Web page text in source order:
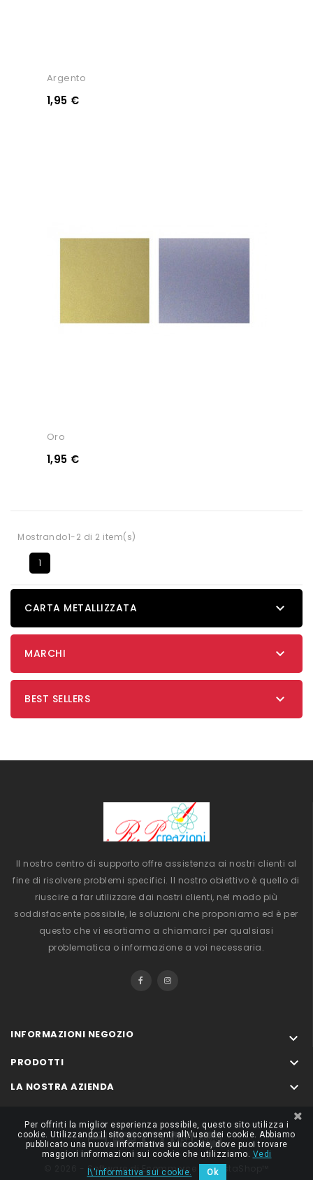
Argento
1,95 €
Oro
1,95 €
Mostrando1-2 di 2 item(s)
1
CARTA METALLIZZATA 
MARCHI 
BEST SELLERS 
Il nostro centro di supporto offre assistenza ai nostri clienti al
fine di risolvere problemi specifici. Il nostro obiettivo è quello di
riuscire a far utilizzare dai nostri clienti, nel modo più
soddisfacente possibile, le soluzioni che proponiamo ed è per
questo che vi esortiamo a chiamarci per qualsiasi
problematica o informazione a voi necessaria.
INFORMAZIONI NEGOZIO 
PRODOTTI 
LA NOSTRA AZIENDA 
© 2026 - Software di Ecommerce di PrestaShop™
Per offrirti la miglior esperienza possibile, questo sito utilizza i
cookie. Utilizzando il sito acconsenti all\'uso dei cookie. Abbiamo
pubblicato una nuova informativa sui cookie, dove puoi trovare
maggiori informazioni sui cookie che utilizziamo. Vedi
l\'informativa sui cookie.
Ok